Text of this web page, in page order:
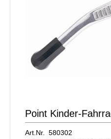
Point Kinder-
Art.Nr. 580302